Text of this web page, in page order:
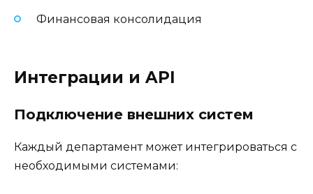
Финансовая консолидация
Интеграции и API
Подключение внешних систем
Каждый департамент может интегрироваться с
необходимыми системами: